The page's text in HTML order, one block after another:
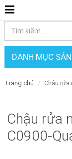
DANH MỤC
Trang chủ Chậu
Chậu rửa
C0900-